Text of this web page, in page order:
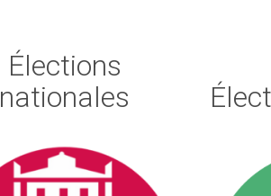
Élections
nationales